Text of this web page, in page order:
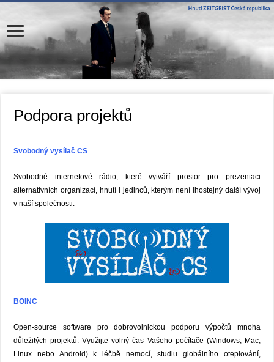
Podpora projektů
Svobodný vysílač CS
Svobodné internetové rádio, které vytváří prostor pro prezentaci
alternativních organizací, hnutí i jedinců, kterým není lhostejný další vývoj
v naší společnosti:
BOINC
Open-source software pro dobrovolnickou podporu výpočtů mnoha
důležitých projektů. Využijte volný čas Vašeho počítače (Windows, Mac,
Linux nebo Android) k léčbě nemocí, studiu globálního oteplování,